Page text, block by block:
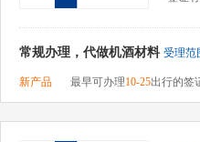
常规办理，代做机酒材料 受理范
新产品 最早可办理10-25出行的签